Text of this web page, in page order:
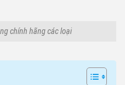
chính hãng các loại